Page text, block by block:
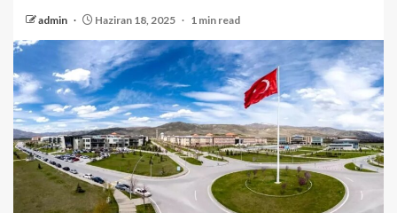
admin Haziran 18, 2025 1 min read